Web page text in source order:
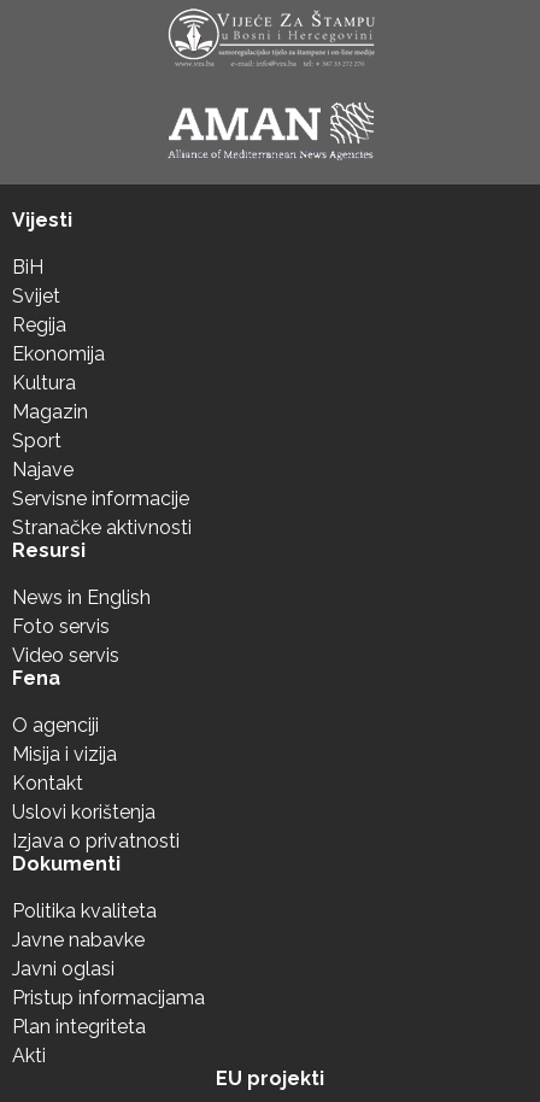
Vijesti
BiH
Svijet
Regija
Ekonomija
Kultura
Magazin
Sport
Najave
Servisne informacije
Stranačke aktivnosti
Resursi
News in English
Foto servis
Video servis
Fena
O agenciji
Misija i vizija
Kontakt
Uslovi korištenja
Izjava o privatnosti
Dokumenti
Politika kvaliteta
Javne nabavke
Javni oglasi
Pristup informacijama
Plan integriteta
Akti
EU projekti